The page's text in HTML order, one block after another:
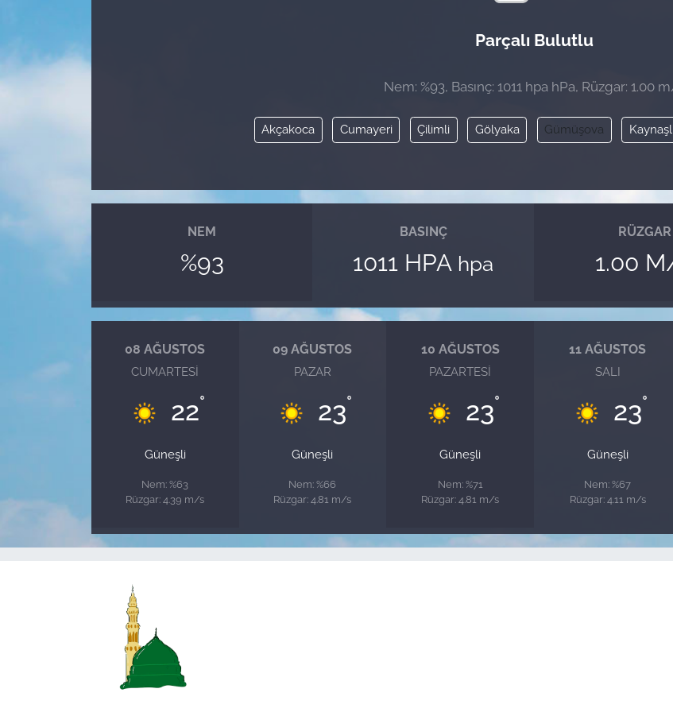
Parçalı Bulutlu
Nem: %93, Basınç: 1011 hpa hPa, Rüzgar: 1.00
Akçakoca Cumayeri Çilimli Gölyaka Gümüşova
NEM
%93
BASINÇ
1011 HPA hpa
RÜZGAR
1.00
08 AĞUSTOS
CUMARTESI
22°
Güneşli
Nem: %63
Rüzgar: 4.39 m/s
09 AĞUSTOS
PAZAR
23°
Güneşli
Nem: %66
Rüzgar: 4.81 m/s
10 AĞUSTOS
PAZARTESI
23°
Güneşli
Nem: %71
Rüzgar: 4.81 m/s
11 AĞUSTOS
SALI
23°
Güneşli
Nem: %67
Rüzgar: 4.11 m/s